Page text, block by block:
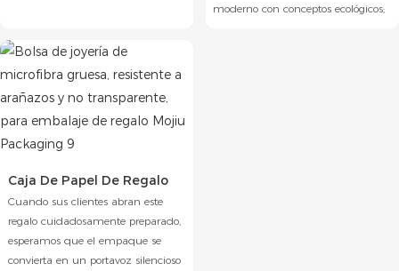
moderno con conceptos ecológicos;
Caja De Papel De Regalo
Cuando sus clientes abran este
regalo cuidadosamente preparado,
esperamos que el empaque se
convierta en un portavoz silencioso